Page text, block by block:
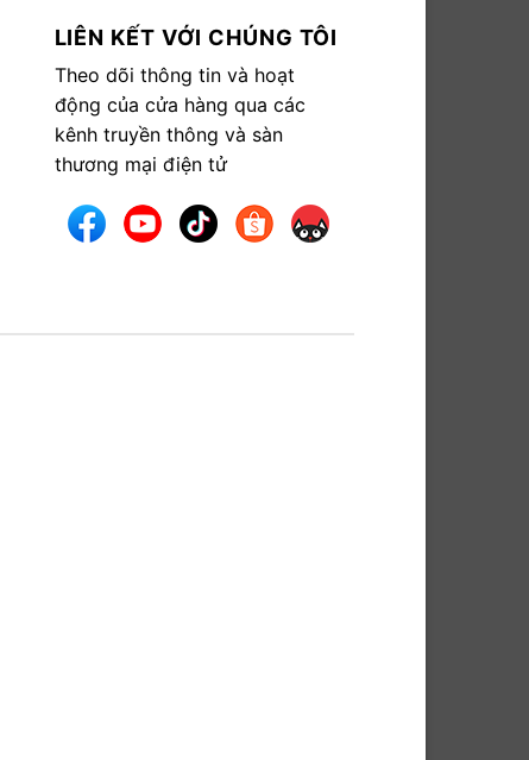
LIÊN KẾT VỚI CHÚNG TÔI
Theo dõi thông tin và hoạt
động của cửa hàng qua các
kênh truyền thông và sàn
thương mại điện tử